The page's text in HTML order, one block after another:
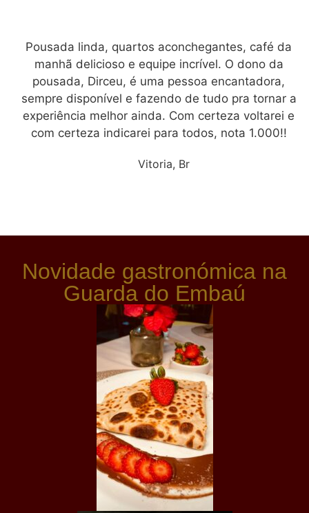
Pousada linda, quartos aconchegantes, café da
manhã delicioso e equipe incrível. O dono da
pousada, Dirceu, é uma pessoa encantadora,
sempre disponível e fazendo de tudo pra tornar a
experiência melhor ainda. Com certeza voltarei e
com certeza indicarei para todos, nota 1.000!!
Vitoria, Br
Novidade gastronómica na
Guarda do Embaú